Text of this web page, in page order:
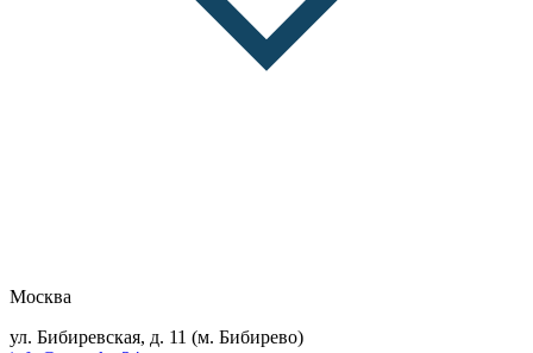
Москва
ул. Бибиревская, д. 11 (м. Бибирево)